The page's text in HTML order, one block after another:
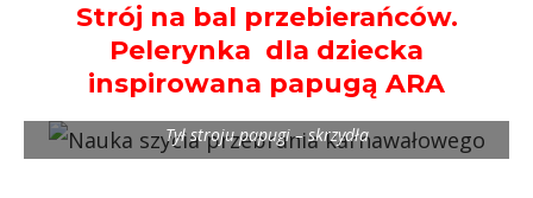
Strój na bal przebierańców.
Pelerynka dla dziecka
inspirowana papugą ARA
Tył stroju papugi – skrzydła